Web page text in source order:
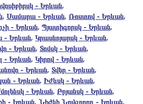
- Երևան,
, Սամարա - Երևան, Ռոստով - Երևան,
- Երևան, Պյատիգորսկ - Երևան,
- Երևան, Կրասնոյարսկ - Երևան,
- Երևան, Տոմսկ - Երևան,
- Երևան, Կիրով - Երևան,
- Երևան, Տվեր - Երևան,
- Երևան, Իժևսկ - Երևան,
- Երևան, Բրյանսկ - Երևան,
- Երևան, Նիժնի Նովգորոդ - Երևան,